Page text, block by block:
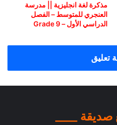
مذكرة لغة انجليزية || مدرسة
العنجري للمتوسط – الفصل
الدراسي الأول – Grade 9
تعليق
صديقة ____